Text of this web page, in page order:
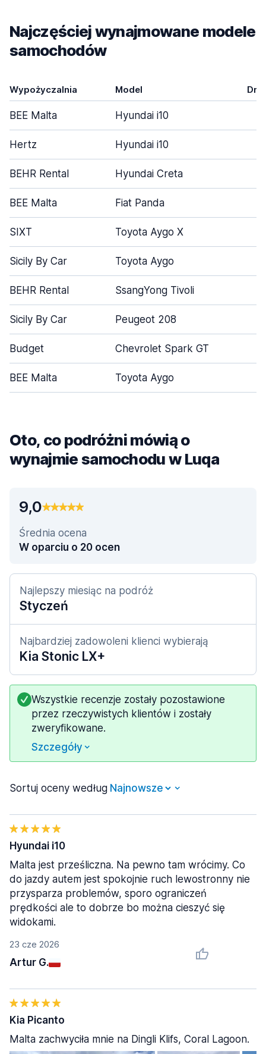
Najczęściej wynajmowane modele
samochodów
Wypożyczalnia Model
BEE Malta Hyundai i10
Hertz Hyundai i10
BEHR Rental Hyundai Creta
BEE Malta Fiat Panda
SIXT Toyota Aygo X
Sicily By Car Toyota Aygo
BEHR Rental SsangYong Tivoli
Sicily By Car Peugeot 208
Budget Chevrolet Spark GT
BEE Malta Toyota Aygo
Oto, co podróżni mówią o
wynajmie samochodu w Luqa
9,0
Średnia ocena
W oparciu o 20 ocen
Najlepszy miesiąc na podróż
Styczeń
Najbardziej zadowoleni klienci wybierają
Kia Stonic LX+
Wszystkie recenzje zostały pozostawione
przez rzeczywistych klientów i zostały
zweryfikowane.
Szczegóły
Sortuj oceny według
23 cze 2026
Artur G.
Hyundai i10
Malta jest prześliczna. Na pewno tam wrócimy. Co
do jazdy autem jest spokojnie ruch lewostronny nie
przysparza problemów, sporo ograniczeń
prędkości ale to dobrze bo można cieszyć się
widokami.
Kia Picanto
Malta zachwyciła mnie na Dingli Klifs, Coral Lagoon.